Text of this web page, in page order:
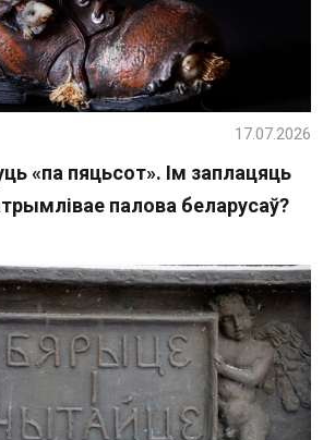
«па пяцьсот». Ім заплацяць
палова беларусаў?
17.07.2026